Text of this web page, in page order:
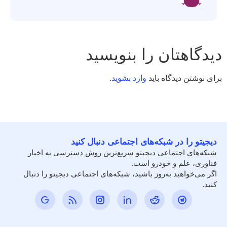
دیدگاهتان را بنویسید
برای نوشتن دیدگاه باید وارد بشوید.
دیجیتو را در شبکه‌های اجتماعی دنبال کنید
شبکه‌های اجتماعی دیجیتو سریع‌ترین روش دسترسی به اخبار
فناوری، علم و خودرو است.
اگر می‌خواهید به‌روز باشید، شبکه‌های اجتماعی دیجیتو را دنبال
کنید.